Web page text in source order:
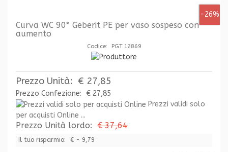
-26%
Curva WC 90° Geberit PE per vaso sospeso con
aumento
Codice: PGT.12869
Prezzo Unità: € 27,85
Prezzo Confezione:
€ 27,85
Prezzi validi solo
per acquisti Online ...
Prezzo Unità lordo: € 37,64
Il tuo risparmio: € - 9,79